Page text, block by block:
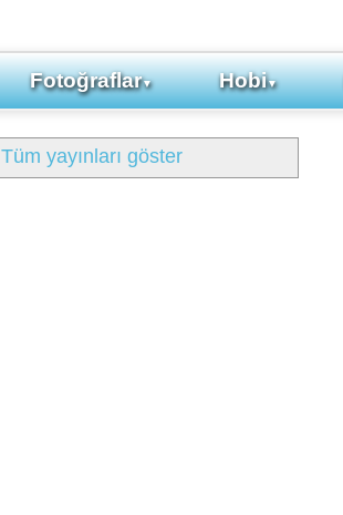
Fotoğraflar▼ Hobi▼
Tüm yayınları göster